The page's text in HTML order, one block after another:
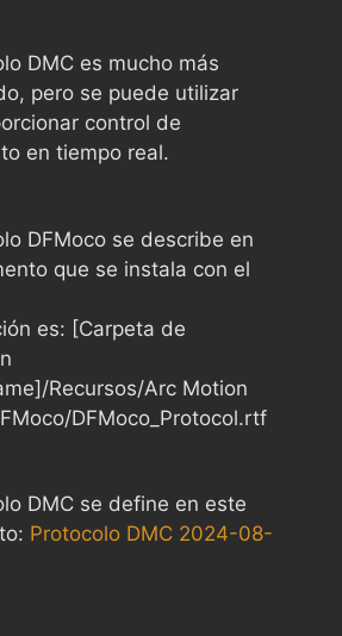
DMC es mucho más
pero se puede utilizar
control de
en tiempo real.
DFMoco se describe en
que se instala con el
es: [Carpeta de
Recursos/Arc Motion
DFMoco_Protocol.rtf
DMC se define en este
Protocolo DMC 2024-08-